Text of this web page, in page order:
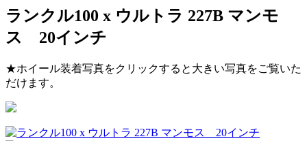
ランクル100 x ウルトラ 227B マンモ
ス 20インチ
★ホイール装着写真をクリックすると大きい写真をご覧いた
だけます。